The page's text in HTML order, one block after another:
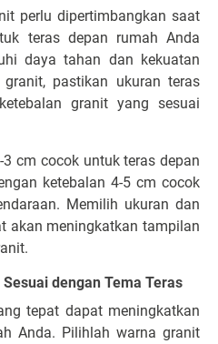
perlu dipertimbangkan saat
teras depan rumah Anda
daya tahan dan kekuatan
pastikan ukuran teras
granit yang sesuai
cm cocok untuk teras depan
ketebalan 4-5 cm cocok
Memilih ukuran dan
akan meningkatkan tampilan
dengan Tema Teras
tepat dapat meningkatkan
Anda. Pilihlah warna granit